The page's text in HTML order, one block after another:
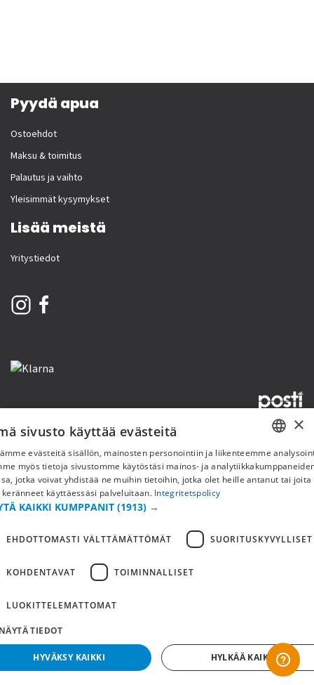
Pyydä apua
Ostoehdot
Maksu & toimitus
Palautus ja vaihto
Yleisimmät kysymykset
Lisää meistä
Yritystiedot
Copyright © 2019 This site is Licensed to 377 Sport AB TietosuojakäytäntöEvästeet
FI
×
sivusto käyttää evästeitä
evästeitä sisällön, mainosten personointiin ja liikenteemme
myös tietoja sivustomme käytöstäsi mainos- ja
jotka voivat yhdistää ne muihin tietoihin, jotka olet heille antanut tai joita
keränneet käyttäessäsi palveluitaan. Integritetspolicy
KAIKKI KUMPPANIT (1913) →
EHDOTTOMASTI VÄLTTÄMÄTTÖMÄT SUORITUSKYVYLLISET
KOHDENTAVAT TOIMINNALLISET
LUOKITTELEMATTOMAT
TIEDOT
HYVÄKSY KAIKKI HYLKÄÄ KAIKKI